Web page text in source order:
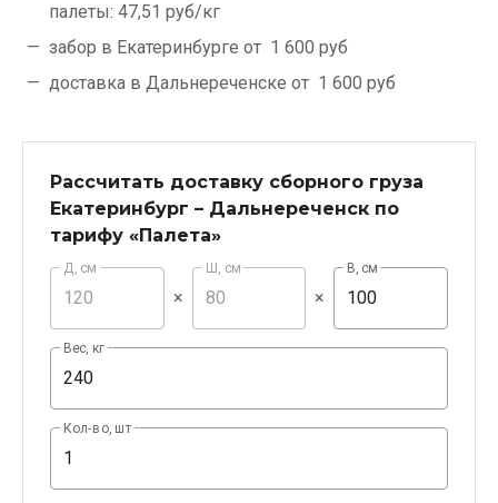
палеты: 47,51 руб/кг
забор в Екатеринбурге от 1 600 руб
доставка в Дальнереченске от 1 600 руб
Рассчитать доставку сборного груза
Екатеринбург – Дальнереченск по
тарифу «Палета»
Д, см
×
Ш, см
×
В, см
Вес, кг
Кол-во, шт